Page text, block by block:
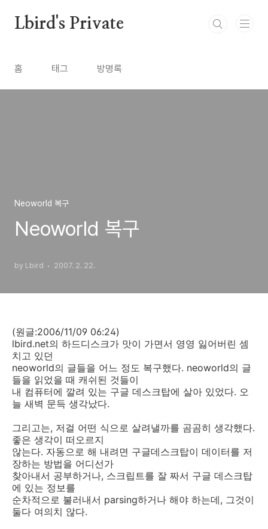
Lbird's Private
홈 태그 방명록
Neoworld 복구
Neoworld 복구
by Lbird 2007. 2. 22.
(원글:2006/11/09 06:24)
lbird.net의 하드디스크가 맛이 가면서 영영 잃어버린 셈
치고 있던
neoworld의 글들을 어느 정도 복구했다. neoworld의 글
들을 읽었을 때 캐쉬된 것들이
내 컴퓨터에 깔려 있는 구글 데스크탑에 살아 있었다. 오
늘 새벽 문득 생각났다.
그리고는, 저걸 어떤 식으로 살려낼까를 곰곰히 생각했다.
좋은 생각이 떠오르지
않는다. 자동으로 해 내려면 구글데스크탑이 데이터를 저
장하는 방법을 어디선가
찾아내서 공부하거나, 스크립트를 잘 짜서 구글 데스크탑
에 있는 정보를
순차적으로 불러내서 parsing하거나 해야 하는데, 그것이
둘다 여의치 않다.